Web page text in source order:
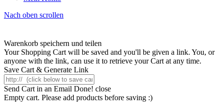
Nach oben scrollen
Warenkorb speichern und teilen
Your Shopping Cart will be saved and you'll be given a link. You, or
anyone with the link, can use it to retrieve your Cart at any time.
Save Cart & Generate Link
Send Cart in an Email Done! close
Empty cart. Please add products before saving :)